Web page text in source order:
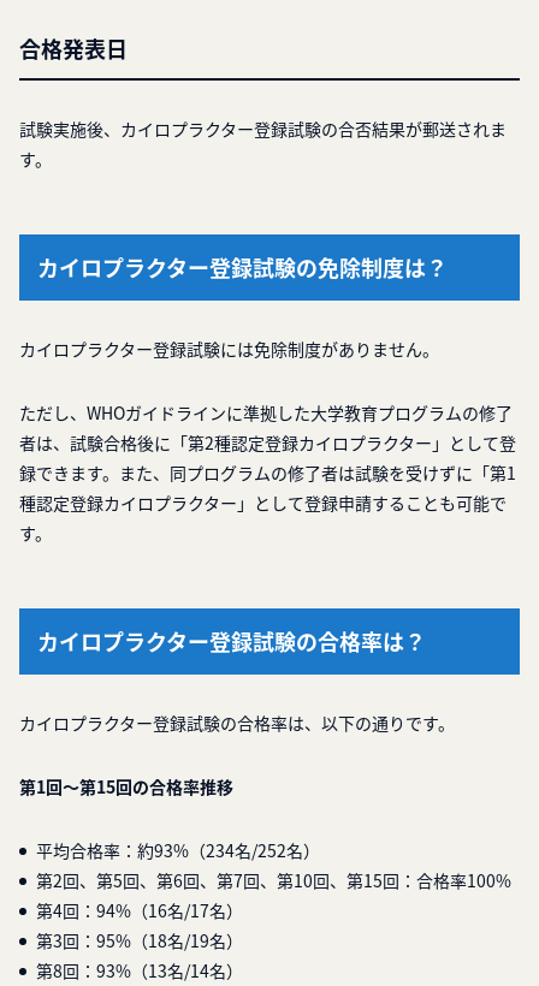
合格発表日
試験実施後、カイロプラクター登録試験の合否結果が郵送されま
す。
カイロプラクター登録試験の免除制度は？
カイロプラクター登録試験には免除制度がありません。
ただし、WHOガイドラインに準拠した大学教育プログラムの修了
者は、試験合格後に「第2種認定登録カイロプラクター」として登
録できます。また、同プログラムの修了者は試験を受けずに「第1
種認定登録カイロプラクター」として登録申請することも可能で
す。
カイロプラクター登録試験の合格率は？
カイロプラクター登録試験の合格率は、以下の通りです。
第1回～第15回の合格率推移
平均合格率：約93%（234名/252名）
第2回、第5回、第6回、第7回、第10回、第15回：合格率100%
第4回：94%（16名/17名）
第3回：95%（18名/19名）
第8回：93%（13名/14名）